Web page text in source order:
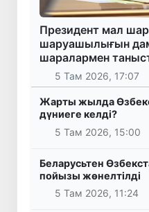
Президент мал
шаруашылығын
шаралармен
5 Там 2026, 17:07
Жарты жылда
дүниеге келді?
5 Там 2026, 15:00
Беларусьтен
пойызы жөнелтілді
5 Там 2026, 11:24